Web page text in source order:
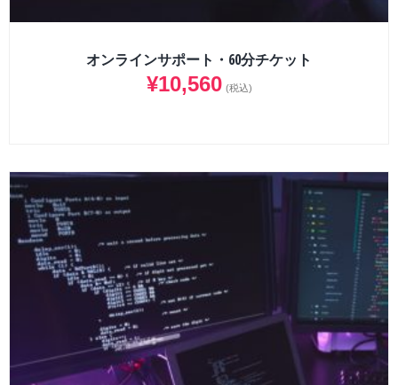
オンラインサポート・60分チケット
¥10,560 (税込)